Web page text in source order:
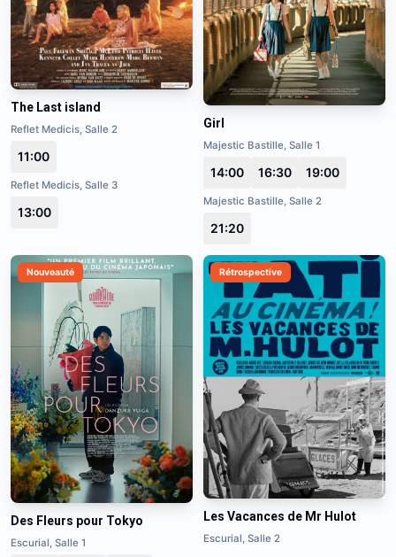
The Last island
Reflet Medicis, Salle 2
11:00
Reflet Medicis, Salle 3
13:00
Girl
Majestic Bastille, Salle 1
14:00 16:30 19:00
Majestic Bastille, Salle 2
21:20
Nouveauté
Des Fleurs pour Tokyo
Escurial, Salle 1
Rétrospective
Les Vacances de Mr Hulot
Escurial, Salle 2